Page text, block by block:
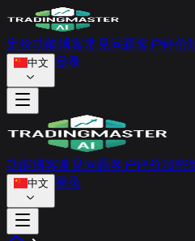
定价功能博客常见问题客户评价
中文 登录
功能博客常见问题客户评价加密
中文 登录